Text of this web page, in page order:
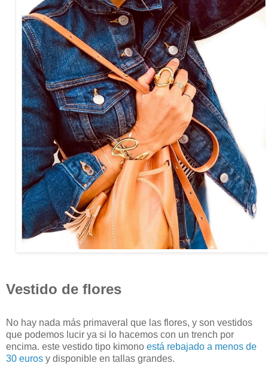
Vestido de flores
No hay nada más primaveral que las flores, y son vestidos
que podemos lucir ya si lo hacemos con un trench por
encima. este vestido tipo kimono está rebajado a menos de
30 euros y disponible en tallas grandes.